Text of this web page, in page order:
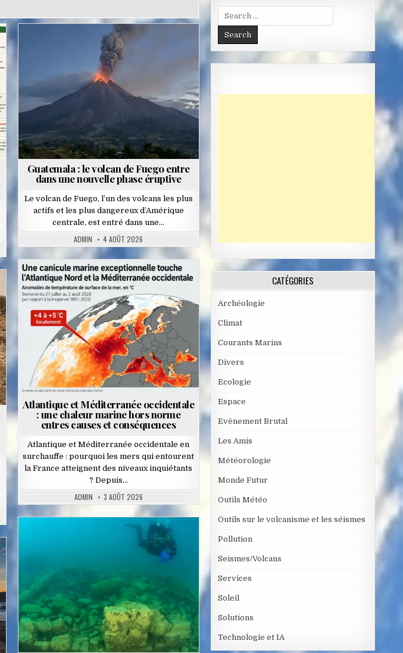
Guatemala : le volcan de Fuego entre
dans une nouvelle phase éruptive
Le volcan de Fuego, l’un des volcans les plus
actifs et les plus dangereux d’Amérique
centrale, est entré dans une…
ADMIN 4 AOÛT 2026
Posted
in
Atlantique et Méditerranée occidentale
: une chaleur marine hors norme
entres causes et conséquences
Atlantique et Méditerranée occidentale en
surchauffe : pourquoi les mers qui entourent
la France atteignent des niveaux inquiétants
? Depuis…
ADMIN 3 AOÛT 2026
Search
for:
CATÉGORIES
Archéologie
Climat
Courants Marins
Divers
Ecologie
Espace
Evènement Brutal
Les Amis
Météorologie
Monde Futur
Outils Météo
Outils sur le volcanisme et les séismes
Pollution
Seismes/Volcans
Services
Soleil
Solutions
Technologie et IA